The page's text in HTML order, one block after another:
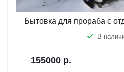
Бытовка для прораба с
В
155000 р.